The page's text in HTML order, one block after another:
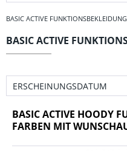
BASIC ACTIVE FUNKTIONSBEKLEIDUNG
BASIC ACTIVE
BASIC ACTIVE HOODY
FARBEN MIT